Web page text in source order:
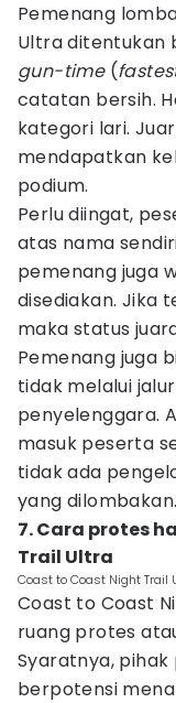
Pemenang
Ultra ditentukan
gun-time(
catatan bersih.
kategori lari.
mendapatkan
podium.
Perlu diingat,
atas nama
pemenang juga
disediakan. Jika
maka status
Pemenang juga
tidak melalui
penyelenggara.
masuk peserta
tidak ada
yang dilombakan.
7. Cara protes
Trail Ultra
Coast to Coast Night Trail
Coast to Coast
ruang protes
Syaratnya,
berpotensi